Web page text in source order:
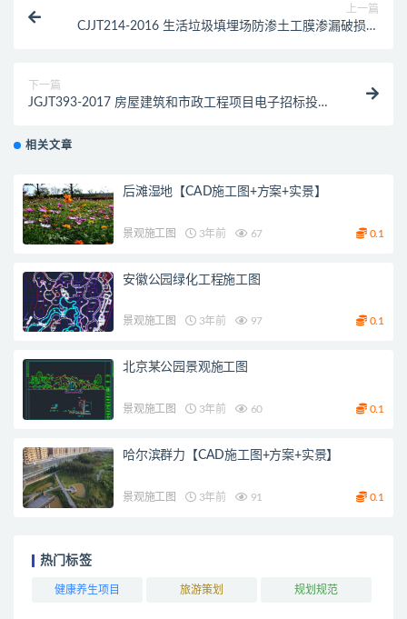
上一篇
CJJT214-2016 生活垃圾填埋场防渗土工膜渗漏破损探
下一篇
JGJT393-2017 房屋建筑和市政工程项目电子招标投标
相关文章
后滩湿地【CAD施工图+方案+实景】
景观施工图 3年前 67 0.1
安徽公园绿化工程施工图
景观施工图 3年前 97 0.1
北京某公园景观施工图
景观施工图 3年前 60 0.1
哈尔滨群力【CAD施工图+方案+实景】
景观施工图 3年前 91 0.1
热门标签
健康养生项目 旅游策划 规划规范